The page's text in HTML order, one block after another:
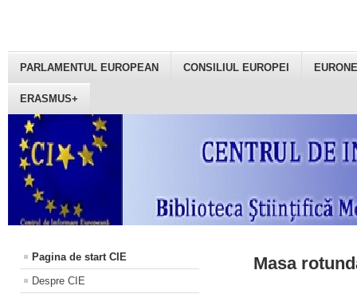
PARLAMENTUL EUROPEAN CONSILIUL EUROPEI
ERASMUS+
Pagina de start CIE
Despre CIE
Masa